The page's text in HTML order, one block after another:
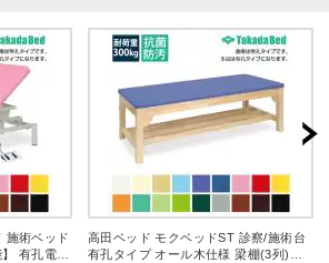
施術ベッド
有孔電動
高田ベッド モクベッドST 診察/施術台
有孔タイプ オール木仕様 梁棚(3列)付